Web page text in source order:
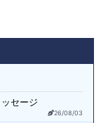
セージ
26/08/03